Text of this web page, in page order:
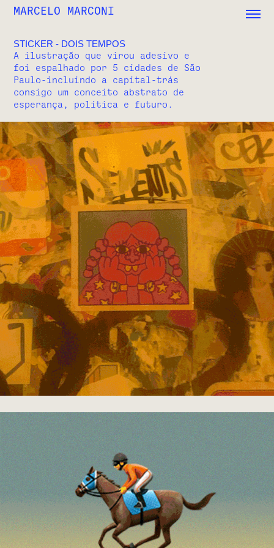
MARCELO MARCONI
STICKER - DOIS TEMPOS
A ilustração que virou adesivo e
foi espalhado por 5 cidades de São
Paulo-incluindo a capital-trás
consigo um conceito abstrato de
esperança, política e futuro.